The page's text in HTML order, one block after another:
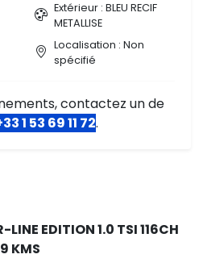
Extérieur : BLEU RECIF
METALLISE
Localisation : Non
spécifié
contactez un de
1 53 69 11 72.
LINE EDITION 1.0 TSI 116CH
KMS